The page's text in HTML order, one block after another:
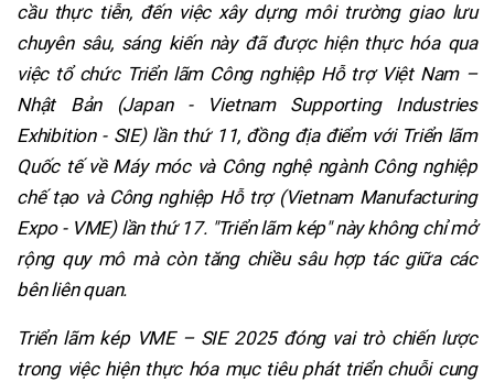
cầu thực tiễn, đến việc xây dựng môi trường giao lưu
chuyên sâu, sáng kiến này đã được hiện thực hóa qua
việc tổ chức Triển lãm Công nghiệp Hỗ trợ Việt Nam –
Nhật Bản (Japan - Vietnam Supporting Industries
Exhibition - SIE) lần thứ 11, đồng địa điểm với Triển lãm
Quốc tế về Máy móc và Công nghệ ngành Công nghiệp
chế tạo và Công nghiệp Hỗ trợ (Vietnam Manufacturing
Expo - VME) lần thứ 17. "Triển lãm kép" này không chỉ mở
rộng quy mô mà còn tăng chiều sâu hợp tác giữa các
bên liên quan.
Triển lãm kép VME – SIE 2025 đóng vai trò chiến lược
trong việc hiện thực hóa mục tiêu phát triển chuỗi cung